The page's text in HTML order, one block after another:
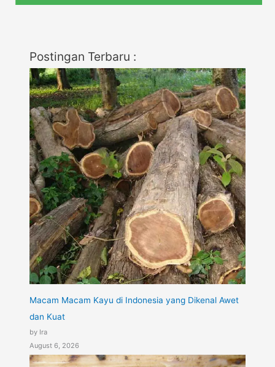
Postingan Terbaru :
Macam Macam Kayu di Indonesia yang Dikenal Awet
dan Kuat
by Ira
August 6, 2026